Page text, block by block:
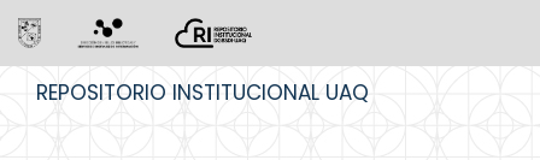
REPOSITORIO INSTITUCIONAL UAQ